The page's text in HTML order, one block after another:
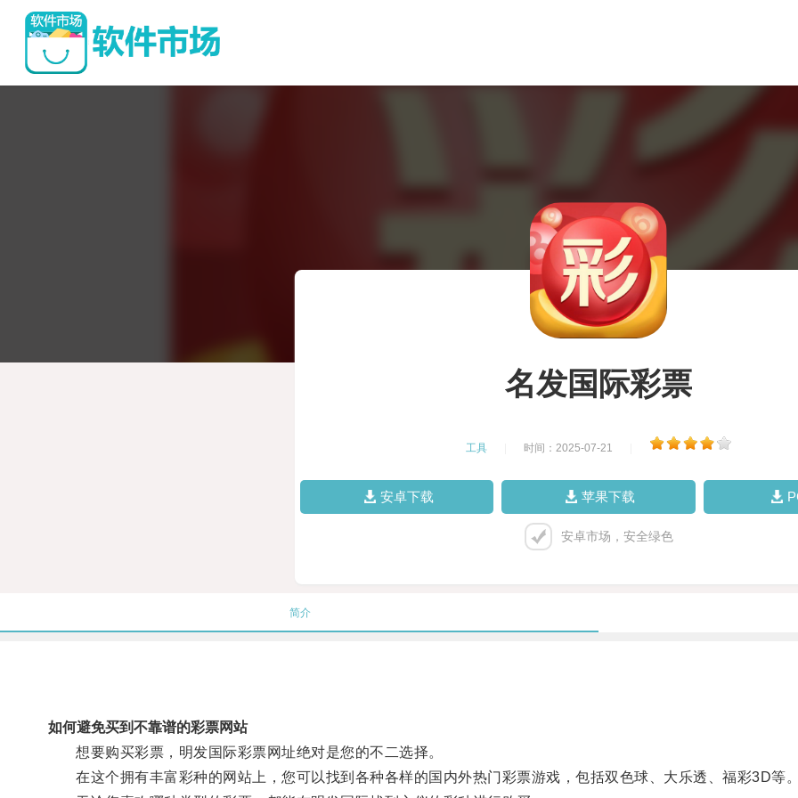
名发国际彩票
工具 时间：2025-07-21
安卓下载 苹果下载
安卓市场，安全绿色
简介
如何避免买到不靠谱的彩票网站
想要购买彩票，明发国际彩票网址绝对是您的不二选择。
在这个拥有丰富彩种的网站上，您可以找到各种各样的国内外热门彩票游戏，包括双色球、大乐透、福彩3D等。